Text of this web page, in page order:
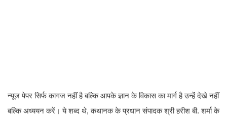
न्यूज पेपर सिर्फ कागज नहीं है बल्कि आपके ज्ञान के विकास का मार्ग है उन्हें देखे नहीं
बल्कि अध्ययन करें। ये शब्द थे, कथानक के प्रधान संपादक श्री हरीश बी. शर्मा के